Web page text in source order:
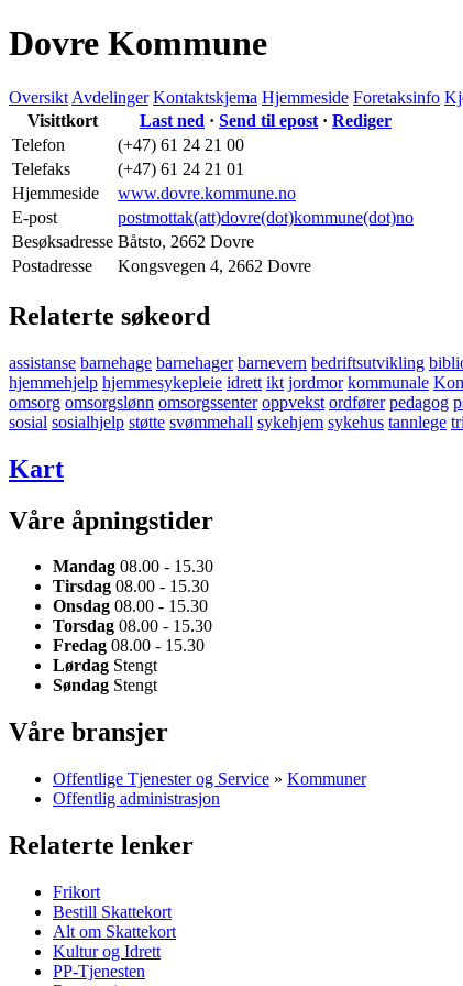
Dovre Kommune
Oversikt Avdelinger Kontaktskjema Hjemmeside Foretaksinfo
Visittkort
Last ned · Send til epost · Rediger
Telefon
(+47) 61 24 21 00
Telefaks
(+47) 61 24 21 01
Hjemmeside
www.dovre.kommune.no
E-post
postmottak(att)dovre(dot)kommune(dot)no
Besøksadresse Båtsto, 2662 Dovre
Postadresse
Kongsvegen 4, 2662 Dovre
Relaterte søkeord
assistanse barnehage barnehager barnevern bedriftsutvikling
hjemmehjelp hjemmesykepleie idrett ikt jordmor kommunale
omsorg omsorgslønn omsorgssenter oppvekst ordfører pedagog
sosial sosialhjelp støtte svømmehall sykehjem sykehus tannlege
Kart
Våre åpningstider
Mandag 08.00 - 15.30
Tirsdag 08.00 - 15.30
Onsdag 08.00 - 15.30
Torsdag 08.00 - 15.30
Fredag 08.00 - 15.30
Lørdag Stengt
Søndag Stengt
Våre bransjer
Offentlige Tjenester og Service » Kommuner
Offentlig administrasjon
Relaterte lenker
Frikort
Bestill Skattekort
Alt om Skattekort
Kultur og Idrett
PP-Tjenesten